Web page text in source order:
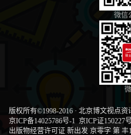
微信
版权所有©1998-2016 · 北京博文视点资
京ICP备14025786号-1 京ICP证150227
出版物经营许可证 新出发 京零字 第 丰